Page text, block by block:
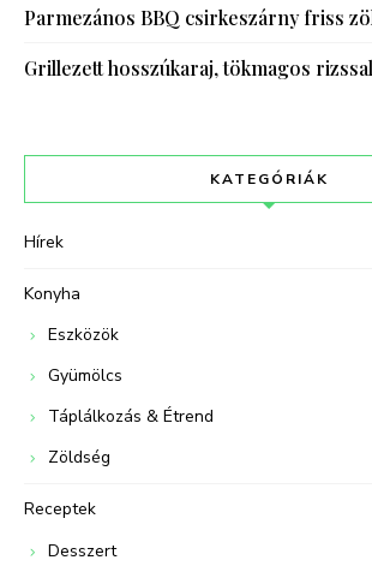
Parmezános BBQ csirkeszárny friss
Grillezett hosszúkaraj, tökmagos
KATEGÓRIÁK
Hírek
Konyha
Eszközök
Gyümölcs
Táplálkozás & Étrend
Zöldség
Receptek
Desszert